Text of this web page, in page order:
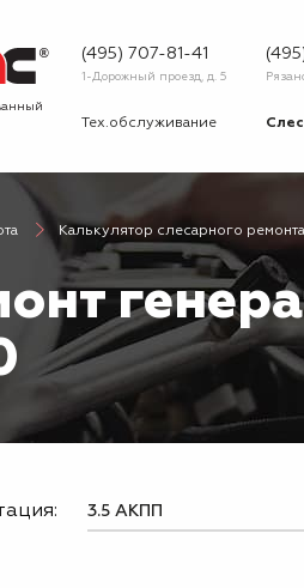
(495) 707-81-41
1-Дорожный проезд, д. 5
Тех.обслуживание
О сервисе
Новости
Калькулятор слесарного ремонта